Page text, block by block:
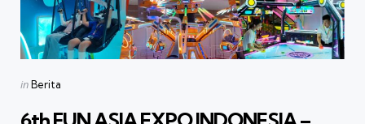
Categories
Posted
inBerita